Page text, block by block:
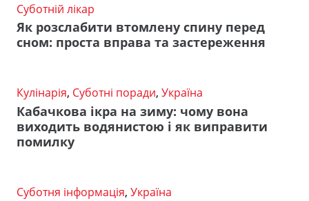
Суботній лікар
Як розслабити втомлену спину перед
сном: проста вправа та застереження
Кулінарія, Суботні поради, Україна
Кабачкова ікра на зиму: чому вона
виходить водянистою і як виправити
помилку
Суботня інформація, Україна